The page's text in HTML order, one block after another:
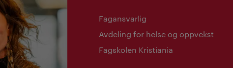
Fagansvarlig
Avdeling for helse og oppvekst
Fagskolen Kristiania